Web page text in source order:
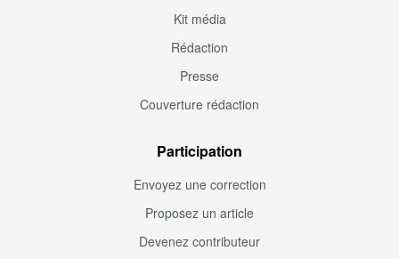
Kit média
Rédaction
Presse
Couverture rédaction
Participation
Envoyez une correction
Proposez un article
Devenez contributeur